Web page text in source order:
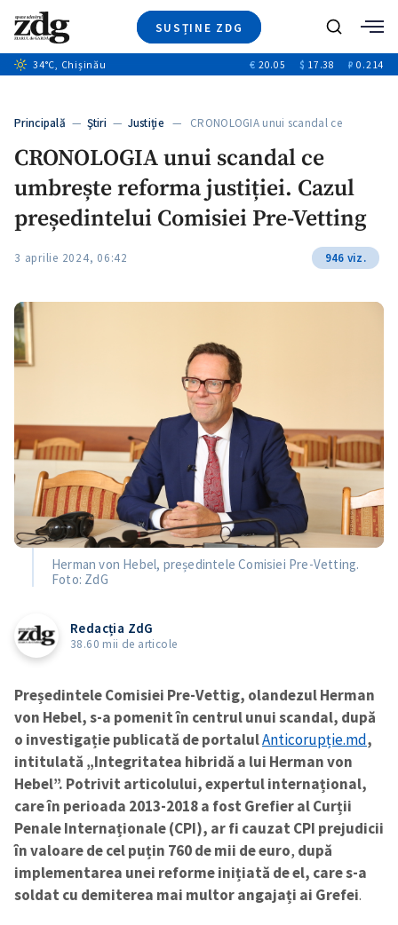
SUSȚINE ZDG
Ştiri
+12
Video
Special
Blog
ZdGust
Caută
34°C, Chișinău € 20.05 $ 17.38 ₽ 0.214
Principală — Ştiri — Justiție— CRONOLOGIA unui scandal ce
CRONOLOGIA unui scandal ce
umbrește reforma justiției. Cazul
președintelui Comisiei Pre-Vetting
3 aprilie 2024, 06:42 946 viz.
Herman von Hebel, președintele Comisiei Pre-Vetting.
Foto: ZdG
Redacția ZdG
38.60 mii de articole
Președintele Comisiei Pre-Vettig, olandezul Herman
von Hebel, s-a pomenit în centrul unui scandal, după
o investigație publicată de portalulAnticorupție.md,
intitulată „Integritatea hibridă a lui Herman von
Hebel”. Potrivit articolului, expertul internațional,
care în perioada 2013-2018 a fost Grefier al Curții
Penale Internaționale (CPI), ar fi cauzat CPI prejudicii
în valoare de cel puțin 760 de mii de euro, după
implementarea unei reforme inițiată de el, care s-a
soldat cu demiterea mai multor angajați ai Grefei.